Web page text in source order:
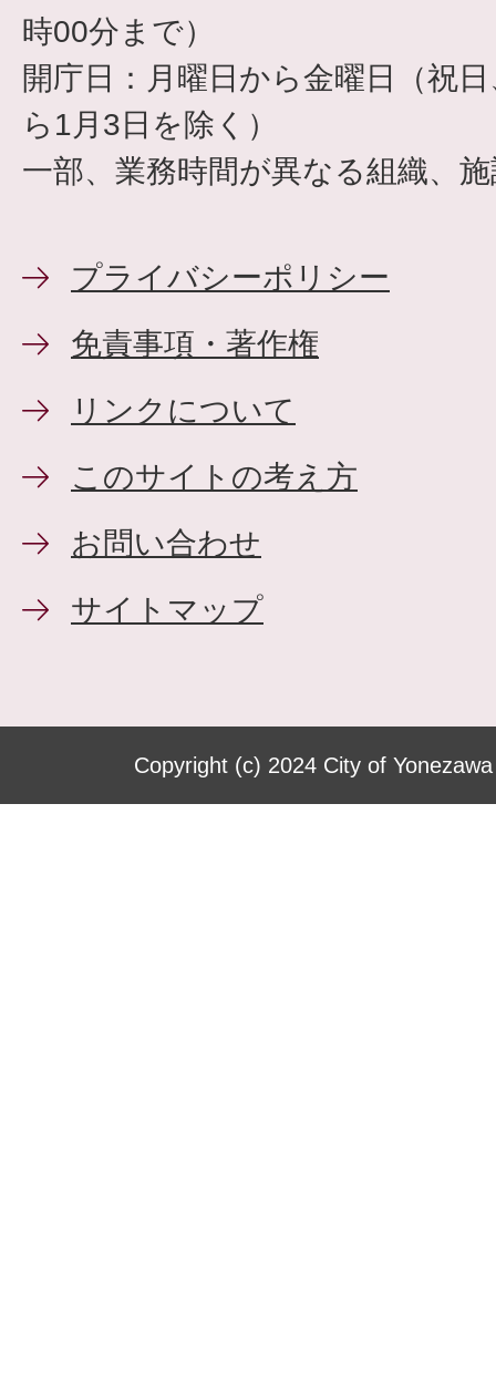
時00分まで）
開庁日：月曜日から金曜日（祝
ら1月3日を除く）
一部、業務時間が異なる組織、
プライバシーポリシー
免責事項・著作権
リンクについて
このサイトの考え方
お問い合わせ
サイトマップ
Copyright (c) 2024 City of